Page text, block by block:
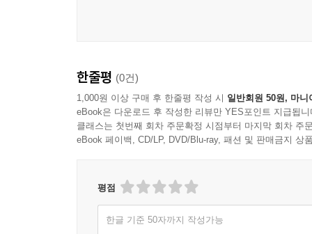
한줄평 (0건)
1,000원 이상 구매 후 한줄평 작성 시 일반회원 50원, 마니
eBook은 다운로드 후 작성한 리뷰만 YES포인트 지급됩니
클래스는 첫번째 회차 주문확정 시점부터 마지막 회차 주
eBook 페이백, CD/LP, DVD/Blu-ray, 패션 및 판매금지 상
평점
한글 기준 50자까지 작성가능